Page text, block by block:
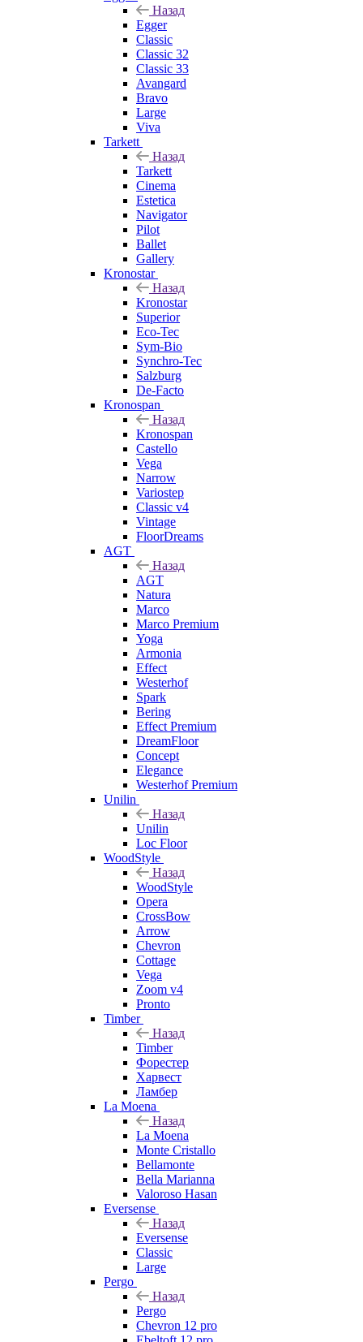
Назад
Egger
Classic
Classic 32
Classic 33
Avangard
Bravo
Large
Viva
Tarkett
Назад
Tarkett
Cinema
Estetica
Navigator
Pilot
Ballet
Gallery
Kronostar
Назад
Kronostar
Superior
Eco-Tec
Sym-Bio
Synchro-Tec
Salzburg
De-Facto
Kronospan
Назад
Kronospan
Castello
Vega
Narrow
Variostep
Classic v4
Vintage
FloorDreams
AGT
Назад
AGT
Natura
Marco
Marco Premium
Yoga
Armonia
Effect
Westerhof
Spark
Bering
Effect Premium
DreamFloor
Concept
Elegance
Westerhof Premium
Unilin
Назад
Unilin
Loc Floor
WoodStyle
Назад
WoodStyle
Opera
CrossBow
Arrow
Chevron
Cottage
Vega
Zoom v4
Pronto
Timber
Назад
Timber
Форестер
Харвест
Ламбер
La Moena
Назад
La Moena
Monte Cristallo
Bellamonte
Bella Marianna
Valoroso Hasan
Eversense
Назад
Eversense
Classic
Large
Pergo
Назад
Pergo
Chevron 12 pro